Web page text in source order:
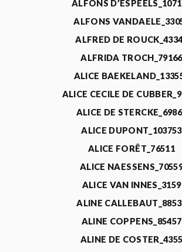
ALFONS
ALFONS
ALFRED DE
ALFRIDA TROCH_79166
ALICE
ALICE CECILE DE
ALICE DE
ALICE DUPONT_103753
ALICE FORÊT_76511
ALICE
ALICE VAN INNES_3159
ALINE
ALINE COPPENS_85457
ALINE DE COSTER_4355